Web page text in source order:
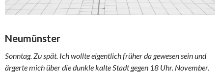
Neumünster
Sonntag. Zu spät. Ich wollte eigentlich früher da gewesen sein und
ärgerte mich über die dunkle kalte Stadt gegen 18 Uhr. November.